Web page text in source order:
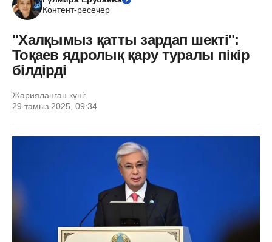
Контент-ресечер
"Халқымыз қатты зардап шекті":
Тоқаев ядролық қару туралы пікір
білдірді
Жарияланған күні:
29 тамыз 2025, 09:34